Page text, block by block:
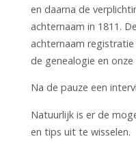
en daarna de
achternaam in 1811.
achternaam
de genealogie en
Na de pauze een
Natuurlijk is er de
en tips uit te wisselen.